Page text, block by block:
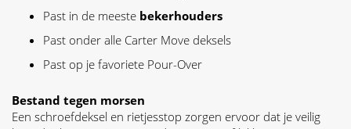
Past in de meeste bekerhouders
Past onder alle Carter Move deksels
Past op je favoriete Pour-Over
Bestand tegen morsen
Een schroefdeksel en rietjesstop zorgen ervoor dat je veilig